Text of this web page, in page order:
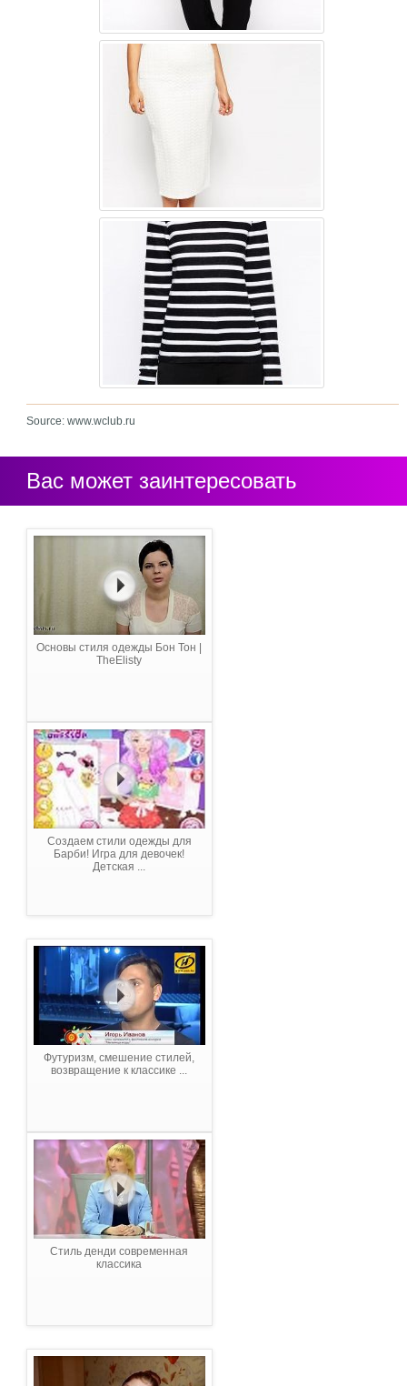
Source: www.wclub.ru
Вас может заинтересовать
Основы стиля одежды Бон Тон |
TheElisty
Создаем стили одежды для
Барби! Игра для девочек!
Детская ...
Футуризм, смешение стилей,
возвращение к классике ...
Стиль денди современная
классика